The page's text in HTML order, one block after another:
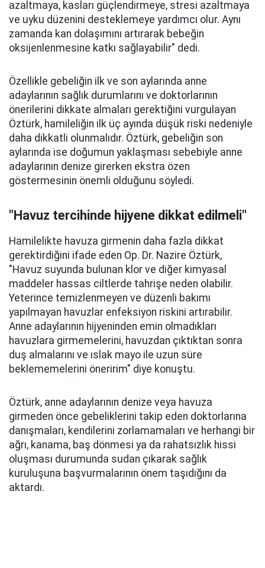
azaltmaya, kasları güçlendirmeye, stresi azaltmaya
ve uyku düzenini desteklemeye yardımcı olur. Aynı
zamanda kan dolaşımını artırarak bebeğin
oksijenlenmesine katkı sağlayabilir" dedi.
Özellikle gebeliğin ilk ve son aylarında anne
adaylarının sağlık durumlarını ve doktorlarının
önerilerini dikkate almaları gerektiğini vurgulayan
Öztürk, hamileliğin ilk üç ayında düşük riski nedeniyle
daha dikkatli olunmalıdır. Öztürk, gebeliğin son
aylarında ise doğumun yaklaşması sebebiyle anne
adaylarının denize girerken ekstra özen
göstermesinin önemli olduğunu söyledi.
"Havuz tercihinde hijyene dikkat edilmeli"
Hamilelikte havuza girmenin daha fazla dikkat
gerektirdiğini ifade eden Op. Dr. Nazire Öztürk,
"Havuz suyunda bulunan klor ve diğer kimyasal
maddeler hassas ciltlerde tahrişe neden olabilir.
Yeterince temizlenmeyen ve düzenli bakımı
yapılmayan havuzlar enfeksiyon riskini artırabilir.
Anne adaylarının hijyeninden emin olmadıkları
havuzlara girmemelerini, havuzdan çıktıktan sonra
duş almalarını ve ıslak mayo ile uzun süre
beklememelerini öneririm" diye konuştu.
Öztürk, anne adaylarının denize veya havuza
girmeden önce gebeliklerini takip eden doktorlarına
danışmaları, kendilerini zorlamamaları ve herhangi bir
ağrı, kanama, baş dönmesi ya da rahatsızlık hissi
oluşması durumunda sudan çıkarak sağlık
kuruluşuna başvurmalarının önem taşıdığını da
aktardı.